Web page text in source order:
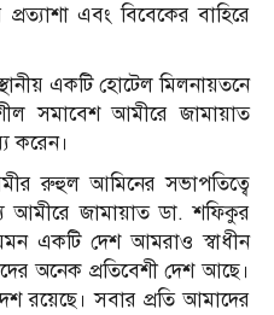
এবং বিবেকের বাহিরে
একটি হোটেল মিলনায়তনে
সমাবেশ আমীরে জামায়াত
করেন।
রুহুল আমিনের সভাপতিত্বে
আমীরে জামায়াত ডা. শফিকুর
একটি দেশ আমরাও স্বাধীন
অনেক প্রতিবেশী দেশ আছে।
রয়েছে। সবার প্রতি আমাদের